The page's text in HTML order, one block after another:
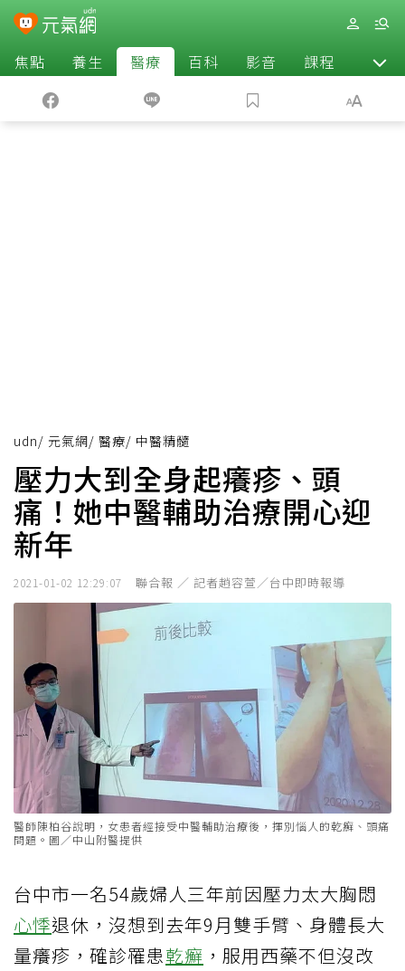
焦點 養生 醫療 百科 影音 課程 退休
udn/ 元氣網/ 醫療/ 中醫精髓
壓力大到全身起癢疹、頭
痛！她中醫輔助治療開心迎
新年
2021-01-02 12:29:07 聯合報 ／ 記者趙容萱／台中即時報導
醫師陳柏谷說明，女患者經接受中醫輔助治療後，揮別惱人的乾癬、頭痛
問題。圖／中山附醫提供
台中市一名54歲婦人三年前因壓力太大胸悶
心悸退休，沒想到去年9月雙手臂、身體長大
量癢疹，確診罹患乾癬 ，服用西藥不但沒改